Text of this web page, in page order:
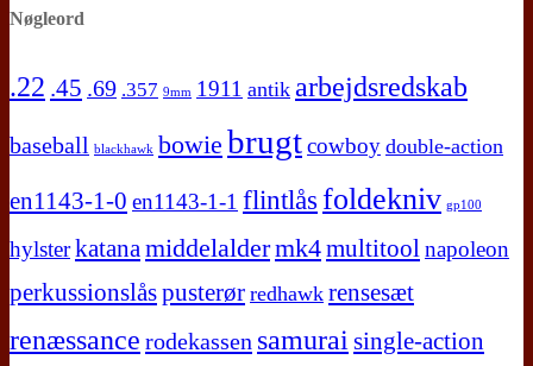
Nøgleord
.22 .45 .69 .357 9mm 1911 antik arbejdsredskab
baseball blackhawk bowie brugtcowboy double-action
en1143-1-0 en1143-1-1 flintlåsfoldekniv gp100
hylsterkatana middelaldermk4multitool napoleon
perkussionslåspusterør redhawk rensesæt
renæssance rodekassen samurai single-action